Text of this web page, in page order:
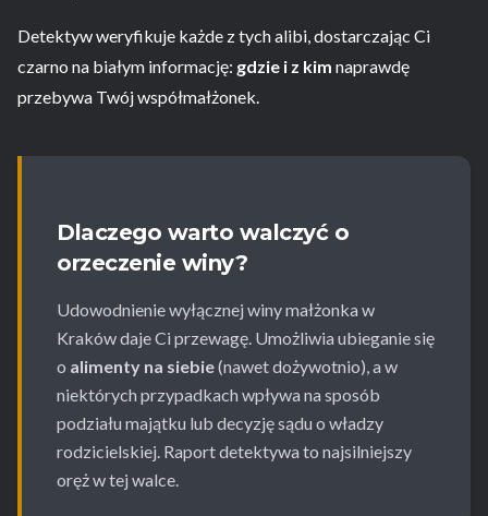
Detektyw weryfikuje każde z tych alibi, dostarczając Ci
czarno na białym informację: gdzie i z kim naprawdę
przebywa Twój współmałżonek.
Dlaczego warto walczyć o
orzeczenie winy?
Udowodnienie wyłącznej winy małżonka w
Kraków daje Ci przewagę. Umożliwia ubieganie się
o alimenty na siebie(nawet dożywotnio), a w
niektórych przypadkach wpływa na sposób
podziału majątku lub decyzję sądu o władzy
rodzicielskiej. Raport detektywa to najsilniejszy
oręż w tej walce.